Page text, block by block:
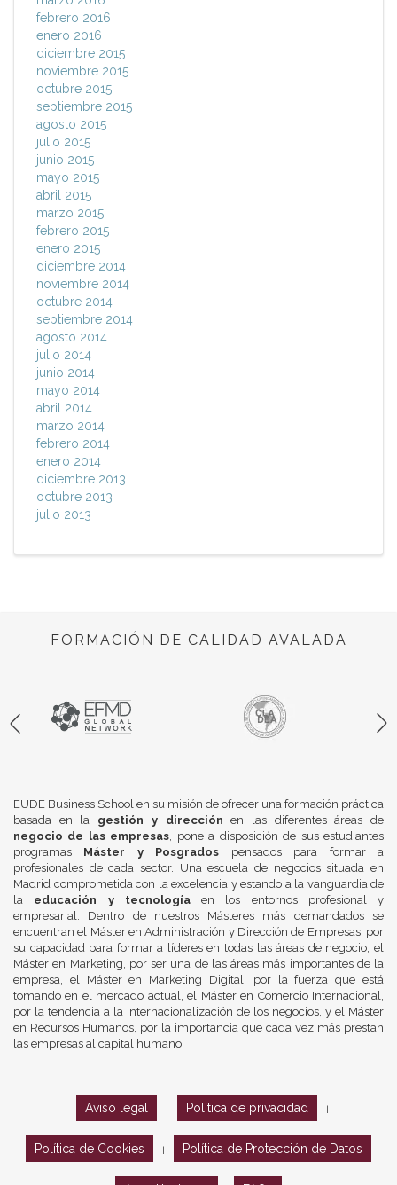
febrero 2016
enero 2016
diciembre 2015
noviembre 2015
octubre 2015
septiembre 2015
agosto 2015
julio 2015
junio 2015
mayo 2015
abril 2015
marzo 2015
febrero 2015
enero 2015
diciembre 2014
noviembre 2014
octubre 2014
septiembre 2014
agosto 2014
julio 2014
junio 2014
mayo 2014
abril 2014
marzo 2014
febrero 2014
enero 2014
diciembre 2013
octubre 2013
julio 2013
FORMACIÓN DE CALIDAD AVALADA
EUDE Business School en su misión de ofrecer una formación práctica
basada en la gestión y dirección en las diferentes áreas de
negocio de las empresas, pone a disposición de sus estudiantes
programas Máster y Posgrados pensados para formar a
profesionales de cada sector. Una escuela de negocios situada en
Madrid comprometida con la excelencia y estando a la vanguardia de
la educación y tecnologíaen los entornos profesional y
empresarial. Dentro de nuestros Másteres más demandados se
encuentran el Máster en Administración y Dirección de Empresas, por
su capacidad para formar a líderes en todas las áreas de negocio, el
Máster en Marketing, por ser una de las áreas más importantes de la
empresa, el Máster en Marketing Digital, por la fuerza que está
tomando en el mercado actual, el Máster en Comercio Internacional,
por la tendencia a la internacionalización de los negocios, y el Máster
en Recursos Humanos, por la importancia que cada vez más prestan
las empresas al capital humano.
Aviso legal Política de privacidad
Política de Cookies Política de Protección de Datos